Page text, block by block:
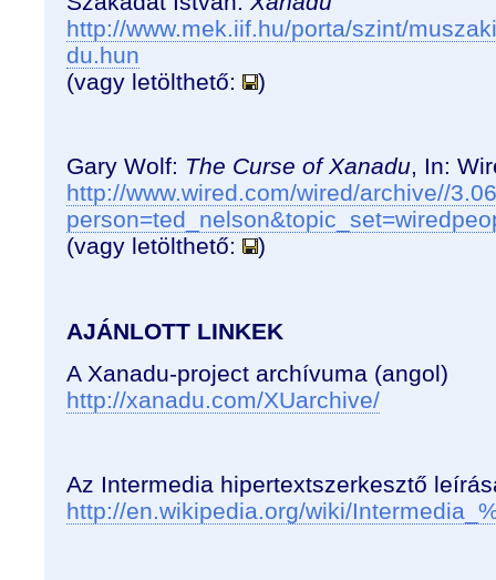
http://www.mek.iif.hu/porta/szint/
du.hun
(vagy letölthető:
)
Gary Wolf: The Curse of Xanadu, In:
http://www.wired.com/wired/archive//
(vagy letölthető:
)
AJÁNLOTT LINKEK
A Xanadu-project archívuma (angol)
http://xanadu.com/XUarchive/
Az Intermedia hipertextszerkesztő
http://en.wikipedia.org/wiki/